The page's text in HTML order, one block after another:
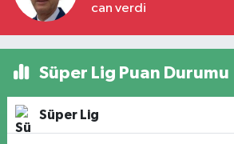
can verdi
Süper Lig Puan Durumu
Süper Lig